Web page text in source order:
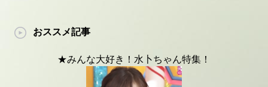
おススメ記事
★みんな大好き！水卜ちゃん特集！